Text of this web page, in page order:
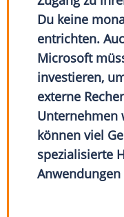
Du keine
entrichten.
Microsoft
investieren,
externe
Unternehmen
können viel
spezialisierte